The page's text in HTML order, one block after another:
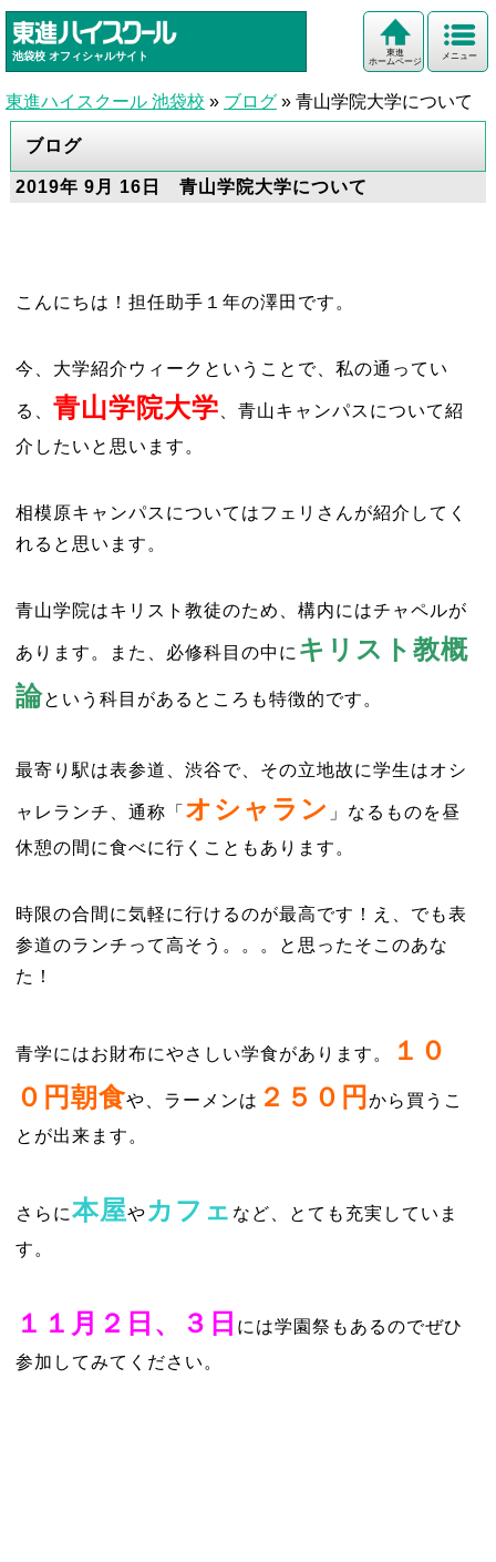
池袋校 オフィシャルサイト メニュー
東進
ホームページ
東進ハイスクール 池袋校 » ブログ » 青山学院大学について
ブログ
2019年 9月 16日 青山学院大学について
こんにちは！担任助手１ 年の澤田です。
今、大学紹介ウィークということで、私の通ってい
る、 青山学院大学 、青山キャンパスについて紹
介したいと思います。
相模原キャンパスについてはフェリさんが紹介してく
れると思います。
青山学院はキリスト教徒のため、構内にはチャペルが
あります。また、必修科目の中に キリスト教概
論という科目があるところも特徴的です。
最寄り駅は表参道、渋谷で、その立地故に学生はオシ
ャレランチ、通称「 オシャラン 」なるものを昼
休憩の間に食べに行くこともあります。
時限の合間に気軽に行けるのが最高です！え、でも表
参道のランチって高そう。。。と思ったそこのあな
た！
青学にはお財布にやさしい学食があります。
１０
０円朝食や、ラーメンは ２５０円 から買うこ
とが出来ます。
さらに本屋や カフェ など、とても充実していま
す。
１１月２日、３日 には学園祭もあるのでぜひ
参加してみてください。